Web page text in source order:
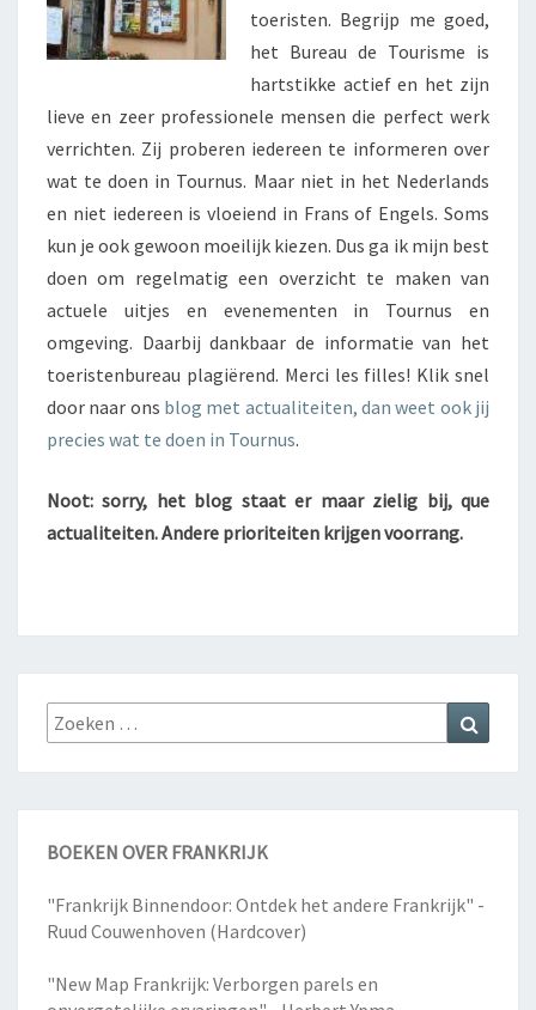
toeristen. Begrijp me goed,
het Bureau de Tourisme is
hartstikke actief en het zijn
lieve en zeer professionele mensen die perfect werk
verrichten. Zij proberen iedereen te informeren over
wat te doen in Tournus. Maar niet in het Nederlands
en niet iedereen is vloeiend in Frans of Engels. Soms
kun je ook gewoon moeilijk kiezen. Dus ga ik mijn best
doen om regelmatig een overzicht te maken van
actuele uitjes en evenementen in Tournus en
omgeving. Daarbij dankbaar de informatie van het
toeristenbureau plagiërend. Merci les filles! Klik snel
door naar ons blog met actualiteiten, dan weet ook jij
precies wat te doen in Tournus.
Noot: sorry, het blog staat er maar zielig bij, que
actualiteiten. Andere prioriteiten krijgen voorrang.
Zoeken
naar:
BOEKEN OVER FRANKRIJK
"Frankrijk Binnendoor: Ontdek het andere Frankrijk" -
Ruud Couwenhoven (Hardcover)
"New Map Frankrijk: Verborgen parels en